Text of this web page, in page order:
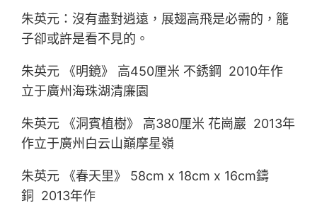
朱英元：沒有盡對逍遠，展翅高飛是必需的，籠
子卻或許是看不見的。
朱英元 《明鏡》 高450厘米 不銹鋼 2010年作
立于廣州海珠湖清廉園
朱英元 《洞賓植樹》 高380厘米 花崗巖 2013年
作立于廣州白云山巔摩星嶺
朱英元 《春天里》 58cm x 18cm x 16cm鑄
銅 2013年作